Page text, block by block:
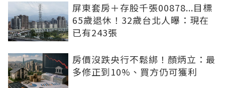
屏東套房＋存股千張00878...目標
65歲退休！32歲台北人曝：現在
已有243張
房價沒跌央行不鬆綁！顏炳立：最
多修正到10%、買方仍可獲利